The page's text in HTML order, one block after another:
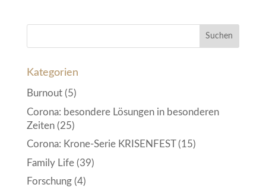
Kategorien
Burnout(5)
Corona: besondere Lösungen in besonderen
Zeiten(25)
Corona: Krone-Serie KRISENFEST(15)
Family Life(39)
Forschung(4)